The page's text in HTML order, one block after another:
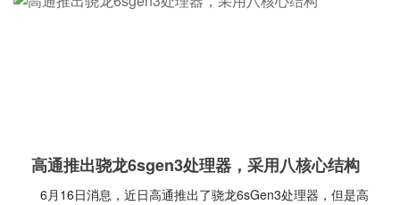
高通推出骁龙6sgen3处理器，采用八核心结构
6月16日消息，近日高通推出了骁龙6sGen3处理器，但是高